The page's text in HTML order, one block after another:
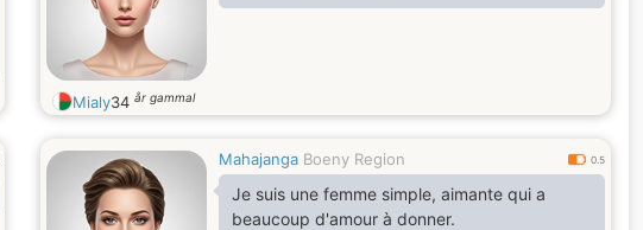
Mialy34 år gammal
Mahajanga Boeny Region 0.5
Je suis une femme simple, aimante qui a
beaucoup d'amour à donner.